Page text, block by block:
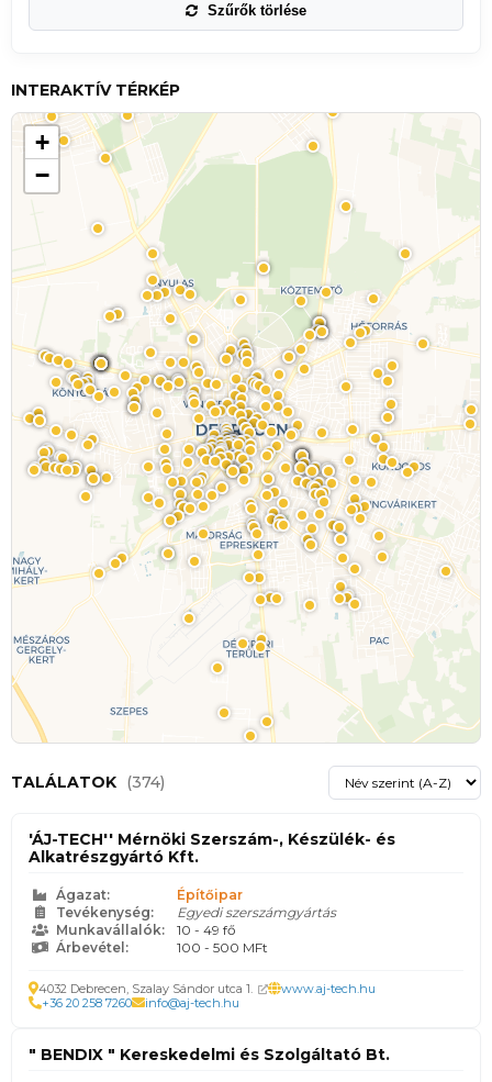
Szűrők törlése
INTERAKTÍV TÉRKÉP
+
−
TALÁLATOK (374)
'ÁJ-TECH'' Mérnöki Szerszám-, Készülék- és
Alkatrészgyártó Kft.
Ágazat:
Építőipar
Tevékenység:
Egyedi szerszámgyártás
Munkavállalók:
10 - 49 fő
Árbevétel:
100 - 500 MFt
4032 Debrecen, Szalay Sándor utca 1.
www.aj-tech.hu
+36 20 258 7260
info@aj-tech.hu
" BENDIX " Kereskedelmi és Szolgáltató Bt.